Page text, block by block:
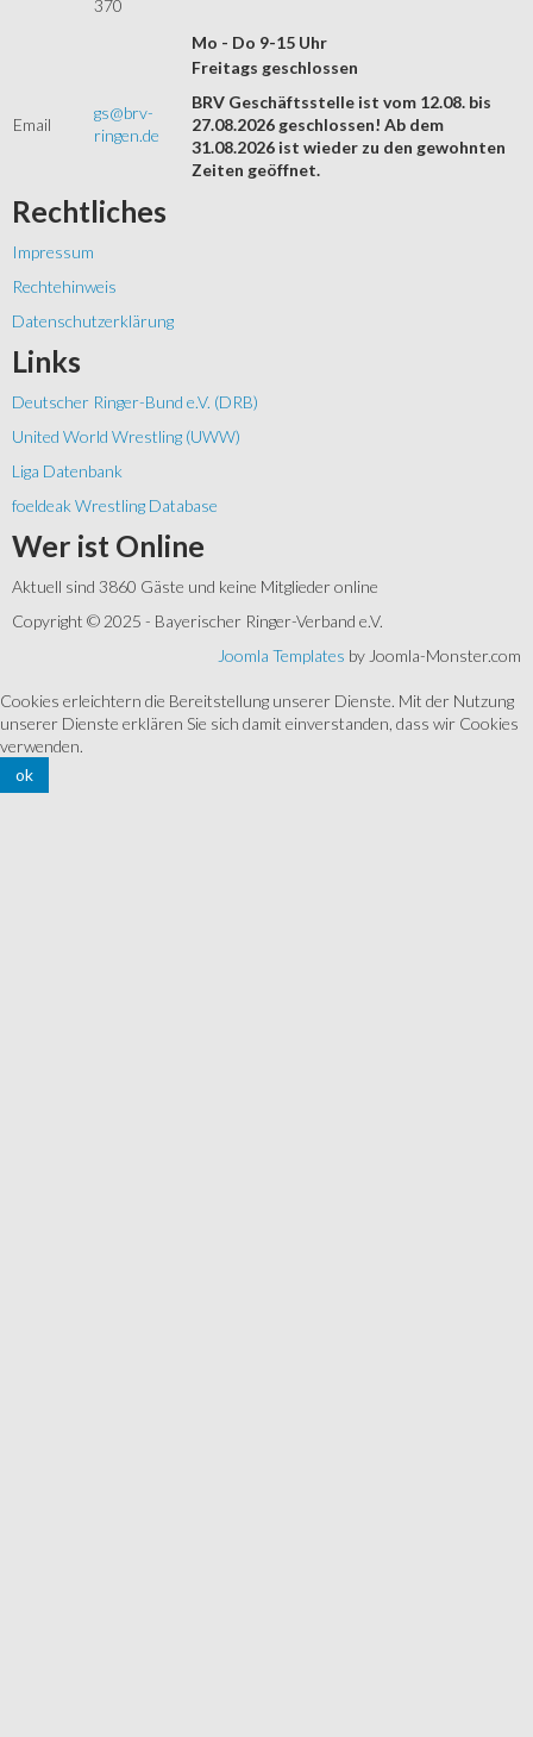
370
Mo - Do 9-15 Uhr
Email
gs@brv-
ringen.de
Freitags geschlossen
BRV Geschäftsstelle ist vom 12.08. bis
27.08.2026 geschlossen! Ab dem
31.08.2026 ist wieder zu den gewohnten
Zeiten geöffnet.
Rechtliches
Impressum
Rechtehinweis
Datenschutzerklärung
Links
Deutscher Ringer-Bund e.V. (DRB)
United World Wrestling (UWW)
Liga Datenbank
foeldeak Wrestling Database
Wer ist Online
Aktuell sind 3860 Gäste und keine Mitglieder online
Copyright © 2025 - Bayerischer Ringer-Verband e.V.
Joomla Templates by Joomla-Monster.com
Cookies erleichtern die Bereitstellung unserer Dienste. Mit der Nutzung
unserer Dienste erklären Sie sich damit einverstanden, dass wir Cookies
verwenden.
ok